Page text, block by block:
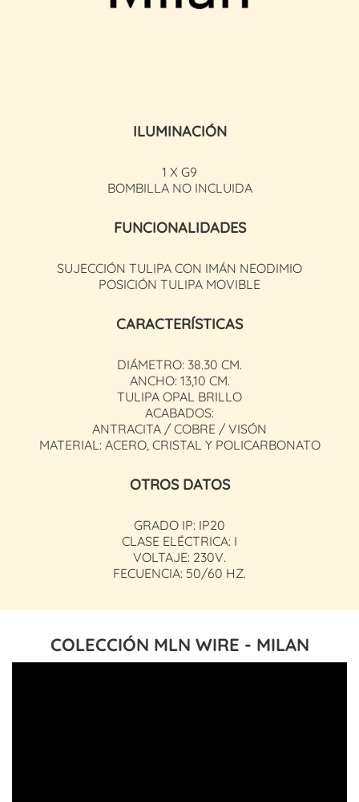
ILUMINACIÓN
1 X G9
BOMBILLA NO INCLUIDA
FUNCIONALIDADES
SUJECCIÓN TULIPA CON IMÁN NEODIMIO
POSICIÓN TULIPA MOVIBLE
CARACTERÍSTICAS
DIÁMETRO: 38.30 CM.
ANCHO: 13,10 CM.
TULIPA OPAL BRILLO
ACABADOS:
ANTRACITA / COBRE / VISÓN
MATERIAL: ACERO, CRISTAL Y POLICARBONATO
OTROS DATOS
GRADO IP: IP20
CLASE ELÉCTRICA: I
VOLTAJE: 230V.
FECUENCIA: 50/60 HZ.
COLECCIÓN MLN WIRE - MILAN